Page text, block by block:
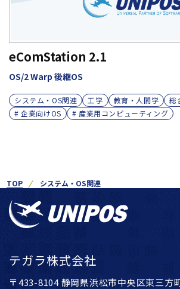
eComStation 2.1
OS/2 Warp 後継OS
システム・OS関連 工学 教育・人間学 総
# 企業向けOS
# 産業用コンピューティング
TOP システム・OS関連
テガラ株式会社
〒433-8104 静岡県浜松市中央区東三方